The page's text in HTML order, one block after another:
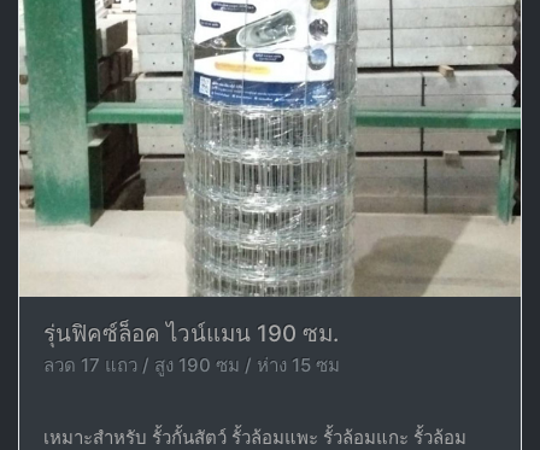
รุ่นฟิคซ์ล็อค ไวน์แมน 190 ซม.
ลวด 17 แถว / สูง 190 ซม / ห่าง 15 ซม
เหมาะสำหรับ รั้วกั้นสัตว์ รั้วล้อมแพะ รั้วล้อมแกะ รั้วล้อม